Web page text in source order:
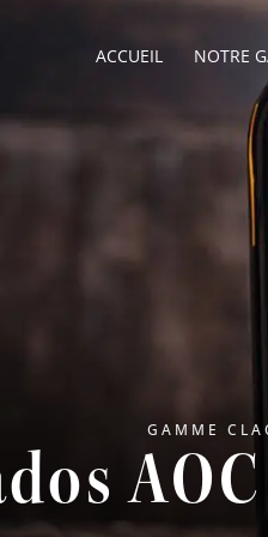
ACCUEIL NOTRE
GAMME